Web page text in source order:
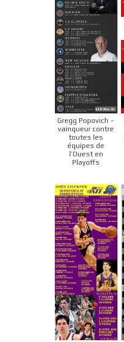
Gregg Popovich –
vainqueur contre
toutes les
équipes de
l’Ouest en
Playoffs